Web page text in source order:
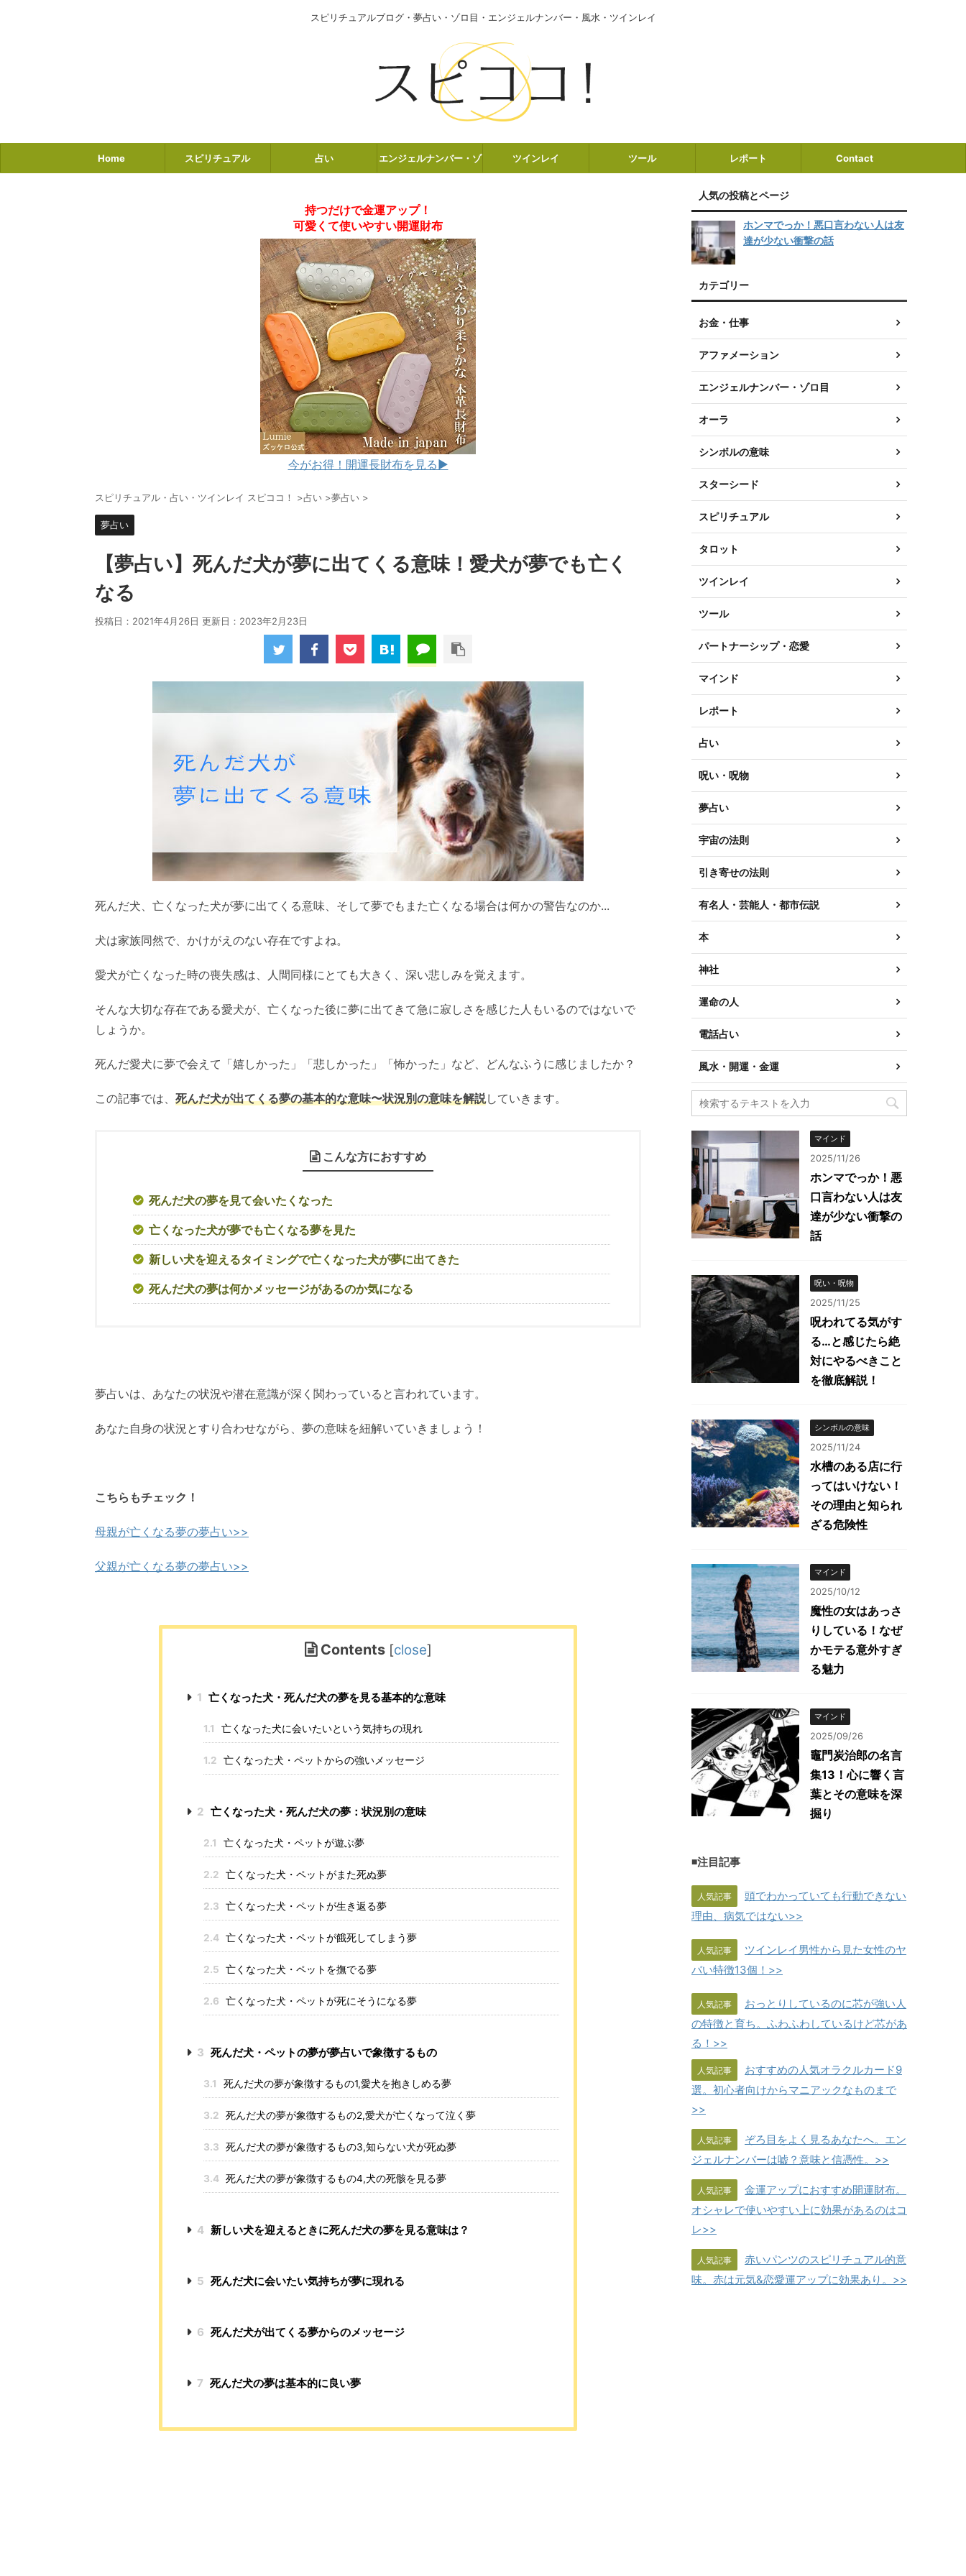
スピリチュアルブログ・夢占い・ゾロ目・エンジェルナンバー・風水・ツインレイ
Home スピリチュアル 占い エンジェルナンバー・ゾ ツインレイ ツール レポート Contact
持つだけで金運アップ！
可愛くて使いやすい開運財布
今がお得！開運長財布を見る▶︎
スピリチュアル・占い・ツインレイ スピココ！ >占い >夢占い >
夢占い
【夢占い】死んだ犬が夢に出てくる意味！愛犬が夢でも亡く
なる
投稿日：2021年4月26日 更新日： 2023年2月23日
死んだ犬、亡くなった犬が夢に出てくる意味、そして夢でもまた亡くなる場合は何かの警告なのか...
犬は家族同然で、かけがえのない存在ですよね。
愛犬が亡くなった時の喪失感は、人間同様にとても大きく、深い悲しみを覚えます。
そんな大切な存在である愛犬が、亡くなった後に夢に出てきて急に寂しさを感じた人もいるのではないで
しょうか。
死んだ愛犬に夢で会えて「嬉しかった」「悲しかった」「怖かった」など、どんなふうに感じましたか？
この記事では、 死んだ犬が出てくる夢の基本的な意味〜状況別の意味を解説していきます。
こんな方におすすめ
死んだ犬の夢を見て会いたくなった
亡くなった犬が夢でも亡くなる夢を見た
新しい犬を迎えるタイミングで亡くなった犬が夢に出てきた
死んだ犬の夢は何かメッセージがあるのか気になる
夢占いは、あなたの状況や潜在意識が深く関わっていると言われています。
あなた自身の状況とすり合わせながら、夢の意味を紐解いていきましょう！
こちらもチェック！
母親が亡くなる夢の夢占い>>
父親が亡くなる夢の夢占い>>
Contents [close]
1 亡くなった犬・死んだ犬の夢を見る基本的な意味
1.1 亡くなった犬に会いたいという気持ちの現れ
1.2 亡くなった犬・ペットからの強いメッセージ
2 亡くなった犬・死んだ犬の夢：状況別の意味
2.1 亡くなった犬・ペットが遊ぶ夢
2.2 亡くなった犬・ペットがまた死ぬ夢
2.3 亡くなった犬・ペットが生き返る夢
2.4 亡くなった犬・ペットが餓死してしまう夢
2.5 亡くなった犬・ペットを撫でる夢
2.6 亡くなった犬・ペットが死にそうになる夢
3 死んだ犬・ペットの夢が夢占いで象徴するもの
3.1 死んだ犬の夢が象徴するもの1,愛犬を抱きしめる夢
3.2 死んだ犬の夢が象徴するもの2,愛犬が亡くなって泣く夢
3.3 死んだ犬の夢が象徴するもの3,知らない犬が死ぬ夢
3.4 死んだ犬の夢が象徴するもの4,犬の死骸を見る夢
4 新しい犬を迎えるときに死んだ犬の夢を見る意味は？
5 死んだ犬に会いたい気持ちが夢に現れる
6 死んだ犬が出てくる夢からのメッセージ
7 死んだ犬の夢は基本的に良い夢
人気の投稿とページ
ホンマでっか！悪口言わない人は友
達が少ない衝撃の話
カテゴリー
お金・仕事
アファメーション
エンジェルナンバー・ゾロ目
オーラ
シンボルの意味
スターシード
スピリチュアル
タロット
ツインレイ
ツール
パートナーシップ・恋愛
マインド
レポート
占い
呪い・呪物
夢占い
宇宙の法則
引き寄せの法則
有名人・芸能人・都市伝説
本
神社
運命の人
電話占い
風水・開運・金運
マインド
2025/11/26
ホンマでっか！悪
口言わない人は友
達が少ない衝撃の
話
呪い・呪物
2025/11/25
呪われてる気がす
る…と感じたら絶
対にやるべきこと
を徹底解説！
シンボルの意味
2025/11/24
水槽のある店に行
ってはいけない！
その理由と知られ
ざる危険性
マインド
2025/10/12
魔性の女はあっさ
りしている！なぜ
かモテる意外すぎ
る魅力
マインド
2025/09/26
竈門炭治郎の名言
集13！心に響く言
葉とその意味を深
掘り
◾️注目記事
人気記事
頭でわかっていても行動できない
理由、病気ではない>>
人気記事
ツインレイ男性から見た女性のヤ
バい特徴13個！>>
人気記事
おっとりしているのに芯が強い人
の特徴と育ち。ふわふわしているけど芯があ
る！>>
人気記事
おすすめの人気オラクルカード9
選。初心者向けからマニアックなものまで
>>
人気記事
ぞろ目をよく見るあなたへ。エン
ジェルナンバーは嘘？意味と信憑性。>>
人気記事
金運アップにおすすめ開運財布。
オシャレで使いやすい上に効果があるのはコ
レ>>
人気記事
赤いパンツのスピリチュアル的意
味。赤は元気&恋愛運アップに効果あり。>>